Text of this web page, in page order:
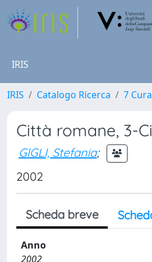
IRIS
IRIS Catalogo Ricerca 7
Città romane, 3-
GIGLI, Stefania;
2002
Scheda breve
Anno
2002